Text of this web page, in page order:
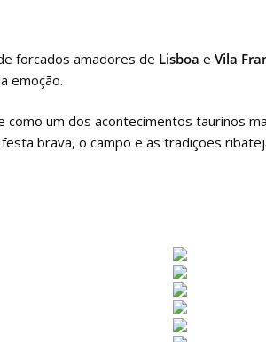
forcados amadores de Lisboa e Vila
emoção.
como um dos acontecimentos taurinos
brava, o campo e as tradições